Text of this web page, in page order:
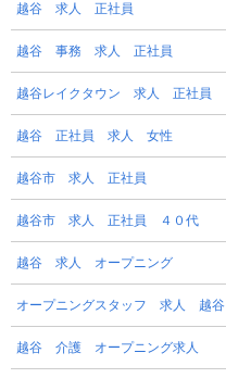
越谷 求人 正社員
越谷 事務 求人 正社員
越谷レイクタウン 求人 正社員
越谷 正社員 求人 女性
越谷市 求人 正社員
越谷市 求人 正社員 ４０代
越谷 求人 オープニング
オープニングスタッフ 求人 越谷
越谷 介護 オープニング求人